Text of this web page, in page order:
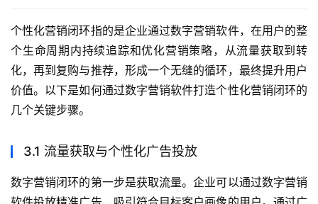
个性化营销闭环指的是企业通过数字营销软件，在用户的整
个生命周期内持续追踪和优化营销策略，从流量获取到转
化，再到复购与推荐，形成一个无缝的循环，最终提升用户
价值。以下是如何通过数字营销软件打造个性化营销闭环的
几个关键步骤。
3.1 流量获取与个性化广告投放
数字营销闭环的第一步是获取流量。企业可以通过数字营销